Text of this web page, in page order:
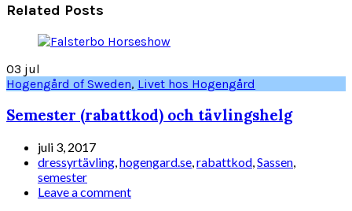
Related Posts
03 jul
Hogengård of Sweden, Livet hos Hogengård
Semester (rabattkod) och tävlingshelg
juli 3, 2017
dressyrtävling,hogengard.se,rabattkod,Sassen,
semester
Leave a comment